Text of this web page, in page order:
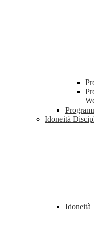
Idoneità
Idoneità